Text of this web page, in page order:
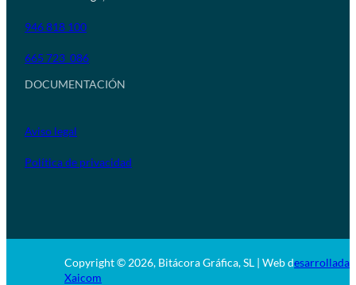
946 818 100
665 723 086
DOCUMENTACIÓN
Aviso legal
Política de privacidad
Copyright © 2026, Bitácora Gráfica, SL | Web desarrollada
Xaicom